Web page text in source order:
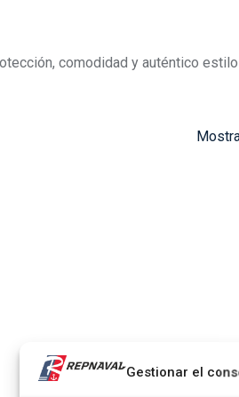
Gestionar el
comodidad y auténtico